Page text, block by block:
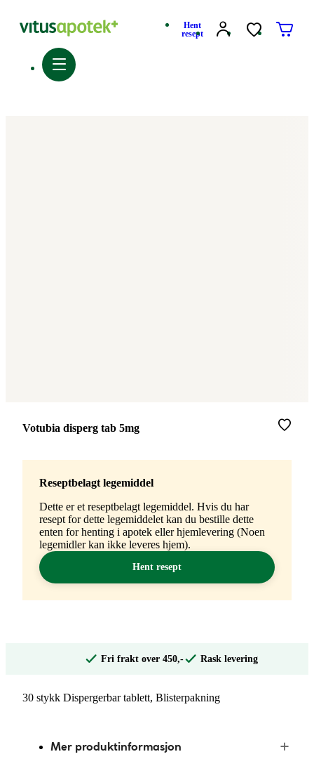
Hent
resept
Merke:
Votubia disperg tab 5mg
Reseptbelagt legemiddel
Dette er et reseptbelagt legemiddel. Hvis du har
resept for dette legemiddelet kan du bestille dette
enten for henting i apotek eller hjemlevering (Noen
legemidler kan ikke leveres hjem).
Hent resept
Fri frakt over 450,- Rask levering
30 stykk Dispergerbar tablett, Blisterpakning
Mer produktinformasjon